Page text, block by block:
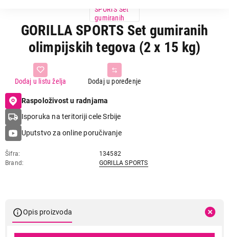
GORILLA SPORTS Set gumiranih
olimpijskih tegova (2 x 15 kg)
Dodaj u poređenje
Dodaj u listu želja
Raspoloživost u radnjama
Isporuka na teritoriji cele Srbije
Uputstvo za online poručivanje
Šifra
134582
Brand
GORILLA SPORTS
Opis proizvoda